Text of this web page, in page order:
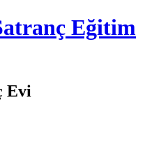
Eğitim
Evi